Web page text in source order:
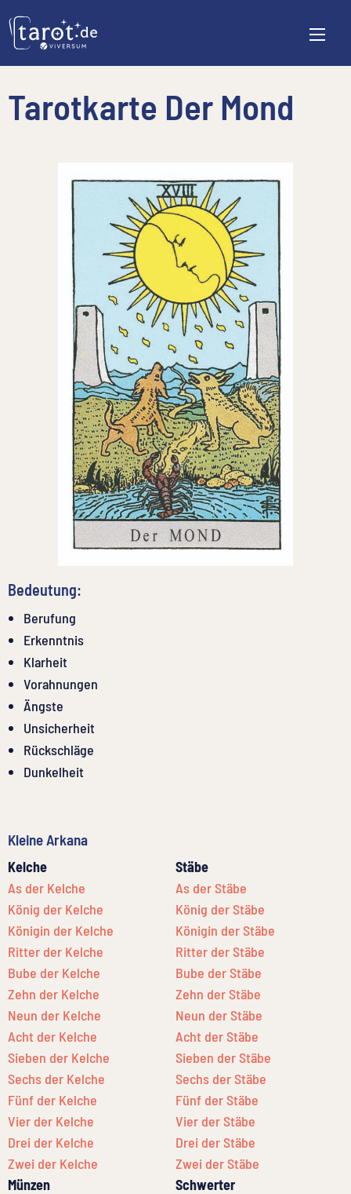
Tarotkarte Der Mond
Bedeutung:
Berufung
Erkenntnis
Klarheit
Vorahnungen
Ängste
Unsicherheit
Rückschläge
Dunkelheit
Kleine Arkana
Kelche
As der Kelche
König der Kelche
Königin der Kelche
Ritter der Kelche
Bube der Kelche
Zehn der Kelche
Neun der Kelche
Acht der Kelche
Sieben der Kelche
Sechs der Kelche
Fünf der Kelche
Vier der Kelche
Drei der Kelche
Zwei der Kelche
Stäbe
As der Stäbe
König der Stäbe
Königin der Stäbe
Ritter der Stäbe
Bube der Stäbe
Zehn der Stäbe
Neun der Stäbe
Acht der Stäbe
Sieben der Stäbe
Sechs der Stäbe
Fünf der Stäbe
Vier der Stäbe
Drei der Stäbe
Zwei der Stäbe
Münzen
Schwerter